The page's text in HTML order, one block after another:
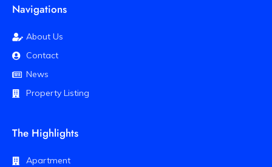
Navigations
About Us
Contact
News
Property Listing
The Highlights
Apartment